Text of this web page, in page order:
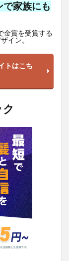
家族にも
金賞を受賞する
イン。
トはこち